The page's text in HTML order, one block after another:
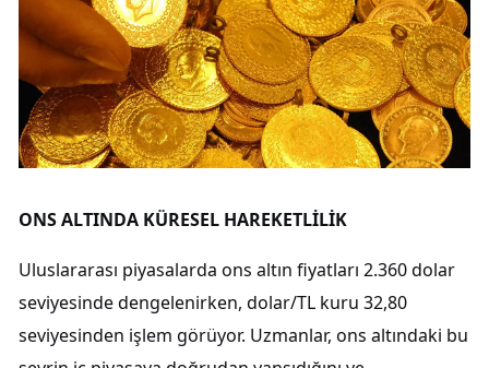
ONS ALTINDA KÜRESEL HAREKETLİLİK
Uluslararası piyasalarda ons altın fiyatları 2.360 dolar
seviyesinde dengelenirken, dolar/TL kuru 32,80
seviyesinden işlem görüyor. Uzmanlar, ons altındaki bu